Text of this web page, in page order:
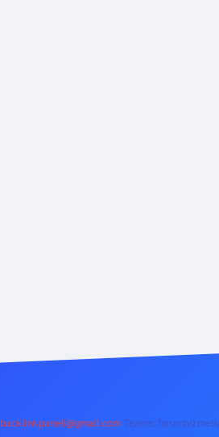
backlinkpaneli@gmail.com Teams: